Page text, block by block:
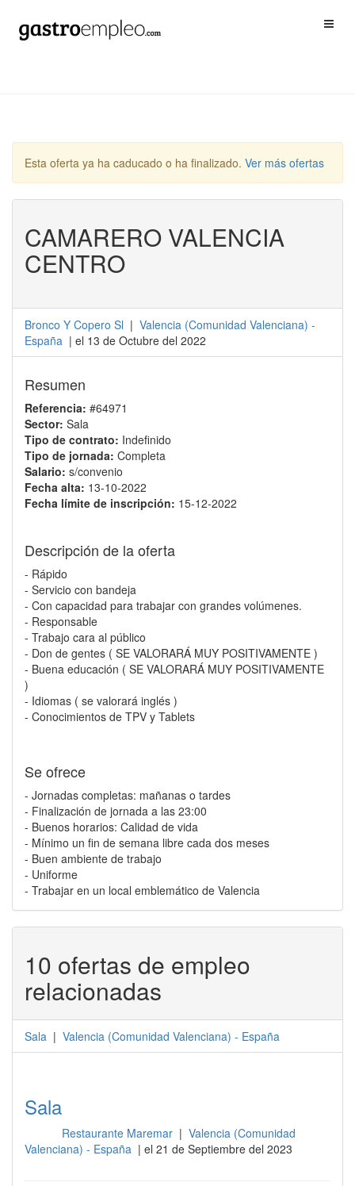
Esta oferta ya ha caducado o ha finalizado. Ver más ofertas
CAMARERO VALENCIA
CENTRO
Bronco Y Copero Sl | Valencia (Comunidad Valenciana) -
España | el 13 de Octubre del 2022
Resumen
Referencia: #64971
Sector: Sala
Tipo de contrato: Indefinido
Tipo de jornada: Completa
Salario: s/convenio
Fecha alta: 13-10-2022
Fecha límite de inscripción: 15-12-2022
Descripción de la oferta
- Rápido
- Servicio con bandeja
- Con capacidad para trabajar con grandes volúmenes.
- Responsable
- Trabajo cara al público
- Don de gentes ( SE VALORARÁ MUY POSITIVAMENTE )
- Buena educación ( SE VALORARÁ MUY POSITIVAMENTE
)
- Idiomas ( se valorará inglés )
- Conocimientos de TPV y Tablets
Se ofrece
- Jornadas completas: mañanas o tardes
- Finalización de jornada a las 23:00
- Buenos horarios: Calidad de vida
- Mínimo un fin de semana libre cada dos meses
- Buen ambiente de trabajo
- Uniforme
- Trabajar en un local emblemático de Valencia
10 ofertas de empleo
relacionadas
Sala | Valencia (Comunidad Valenciana) - España
Sala
Restaurante Maremar | Valencia (Comunidad
Valenciana) - España | el 21 de Septiembre del 2023